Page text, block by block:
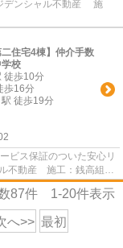
デンシャル不動産 施
住宅4棟】仲介手数
校
徒歩10分
歩16分
駅 徒歩19分
ビス保証のついた安心リ
ル不動産 施工：銭高組
87件 1-20件表示
へ>> 最初